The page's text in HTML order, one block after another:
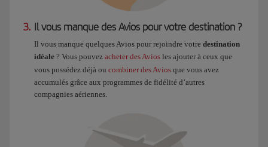
3. Il vous manque des Avios pour votre destination ?
Il vous manque quelques Avios pour rejoindre votre destination
idéale ? Vous pouvez acheter des Avios les ajouter à ceux que
vous possédez déjà ou combiner des Avios que vous avez
accumulés grâce aux programmes de fidélité d’autres
compagnies aériennes.